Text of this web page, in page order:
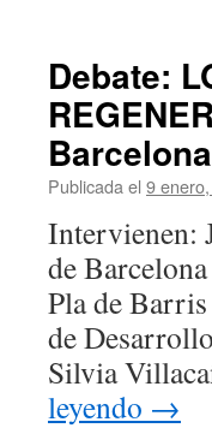
Debate:
Publicada el 9
Intervienen:
de
Pla de
de
Silvia
leyendo →